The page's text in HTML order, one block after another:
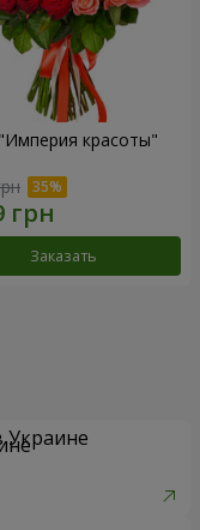
красоты"
Заказать
Украине